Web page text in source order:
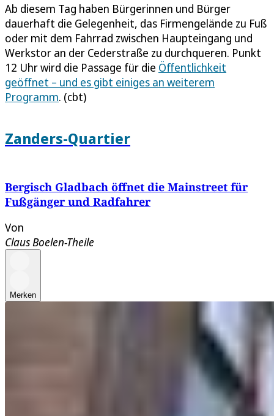
Ab diesem Tag haben Bürgerinnen und Bürger
dauerhaft die Gelegenheit, das Firmengelände zu Fuß
oder mit dem Fahrrad zwischen Haupteingang und
Werkstor an der Cederstraße zu durchqueren. Punkt
12 Uhr wird die Passage für die Öffentlichkeit
geöffnet – und es gibt einiges an weiterem
Programm. (cbt)
Zanders-Quartier
Bergisch Gladbach öffnet die Mainstreet für
Fußgänger und Radfahrer
Von
Claus Boelen-Theile
Merken